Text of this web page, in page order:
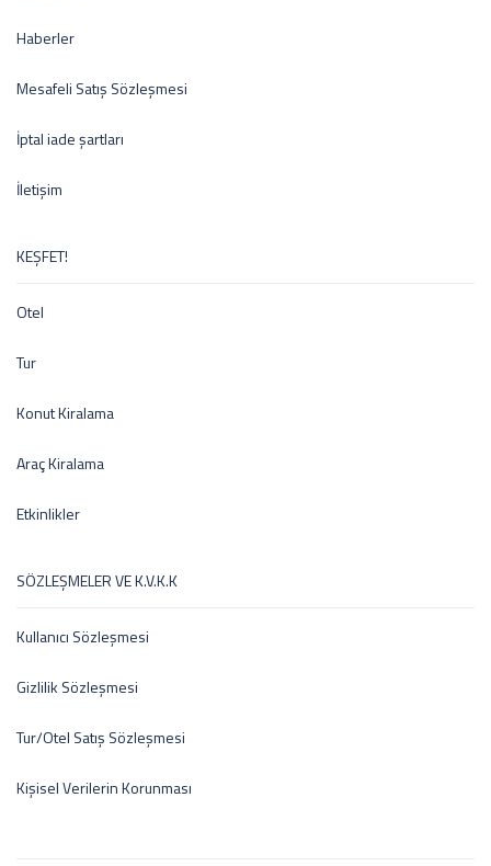
Haberler
Mesafeli Satış Sözleşmesi
İptal iade şartları
İletişim
KEŞFET!
Otel
Tur
Konut Kiralama
Araç Kiralama
Etkinlikler
SÖZLEŞMELER VE K.V.K.K
Kullanıcı Sözleşmesi
Gizlilik Sözleşmesi
Tur/Otel Satış Sözleşmesi
Kişisel Verilerin Korunması